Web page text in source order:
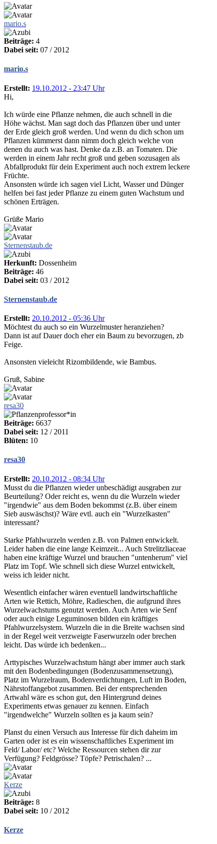
mario.s
Beiträge: 4
Dabei seit: 07 / 2012
mario.s
Erstellt: 19.10.2012 - 23:47 Uhr
Hi,
Ich würde eine Pflanze nehmen, die auch schnell in die
Höhe wächst. Man sagt doch das Pflanzen über und unter
der Erde gleich groß werden. Und wenn du dich schon um
Pflanzen kümmerst dann nimm doch gleich welche von
denen du auch was hast. Denke da z.B. an Tomaten. Die
werden in einem Jahr recht groß und geben sozusagen als
Abfallprodukt für dein Experiment auch noch extrem leckere
Früchte.
Ansonsten würde ich sagen viel Licht, Wasser und Dünger
helfen bei fast jeder Pflanze zu einem guten Wachstum und
schönen Erträgen.
Grüße Mario
Sternenstaub.de
Herkunft: Dossenheim
Beiträge: 46
Dabei seit: 03 / 2012
Sternenstaub.de
Erstellt: 20.10.2012 - 05:36 Uhr
Möchtest du auch so ein Wurzelmuster heranziehen?
Dann ist auf Dauer doch eher ein Baum zu bevorzugen, zb
Feige.
Ansonsten vieleicht Rizombildende, wie Bambus.
Gruß, Sabine
resa30
Beiträge: 6637
Dabei seit: 12 / 2011
Blüten: 10
resa30
Erstellt: 20.10.2012 - 08:34 Uhr
Musst du die Pflanzen wieder unbeschädigt ausgraben zur
Beurteilung? Oder reicht es, wenn du die Wurzeln wieder
"irgendwie" aus dem Boden bekommst (z.B. über einem
Sieb auswäschst)? Wäre evtl. auch ein "Wurzelkasten"
interessant?
Starke Pfahlwurzeln werden z.B. von Palmen entwickelt.
Leider haben die eine lange Keimzeit... Auch Strelitzliaceae
haben eine kräftige Wurzel und brauchen "untenherum" viel
Platz im Topf. Wie schnell sich diese Wurzel entwickelt,
weiss ich leider nicht.
Wesentlich einfacher wären eventuell landwirtschaftliche
Arten wie Rettich, Möhre, Radieschen, die aufgrund ihres
Wurzelwachstums genutzt werden. Auch Arten wie Senf
oder auch einige Leguminosen bilden ein kräftiges
Pfahlwurzelsystem. Wurzeln die in die Breite wachsen sind
in der Regel weit verzweigte Faserwurzeln oder brechen
leicht. Das würde ich bedenken...
Arttypisches Wurzelwachstum hängt aber immer auch stark
mit den Bodenbedingungen (Bodenzusammensetzung),
Platz im Wurzelraum, Bodenverdichtungen, Luft im Boden,
Nährstoffangebot zusammen. Bei der entsprechenden
Artwahl wäre es schon gut, den Hintergrund deines
Experiments etwas genauer zu kennen. Einfach
"irgendwelche" Wurzeln sollten es ja kaum sein?
Planst du einen Versuch aus Interesse für dich daheim im
Garten oder ist es ein wissenschaftliches Experiment im
Feld/ Labor/ etc? Welche Ressourcen stehen dir zur
Verfügung? Feldgrösse? Töpfe? Petrischalen? ...
Kerze
Beiträge: 8
Dabei seit: 10 / 2012
Kerze